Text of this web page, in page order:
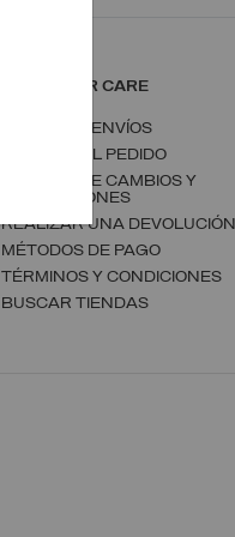
CUSTOMER CARE
PEDIDOS Y ENVÍOS
ESTATO DEL PEDIDO
POLÍTICA DE CAMBIOS Y
DEVOLUCIONES
REALIZAR UNA DEVOLUCIÓN
MÉTODOS DE PAGO
TÉRMINOS Y CONDICIONES
BUSCAR TIENDAS